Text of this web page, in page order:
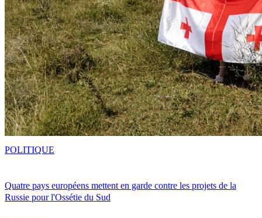
Quatre pays européens mettent en garde contre les projets de la
Russie pour l'Ossétie du Sud
POLITIQUE